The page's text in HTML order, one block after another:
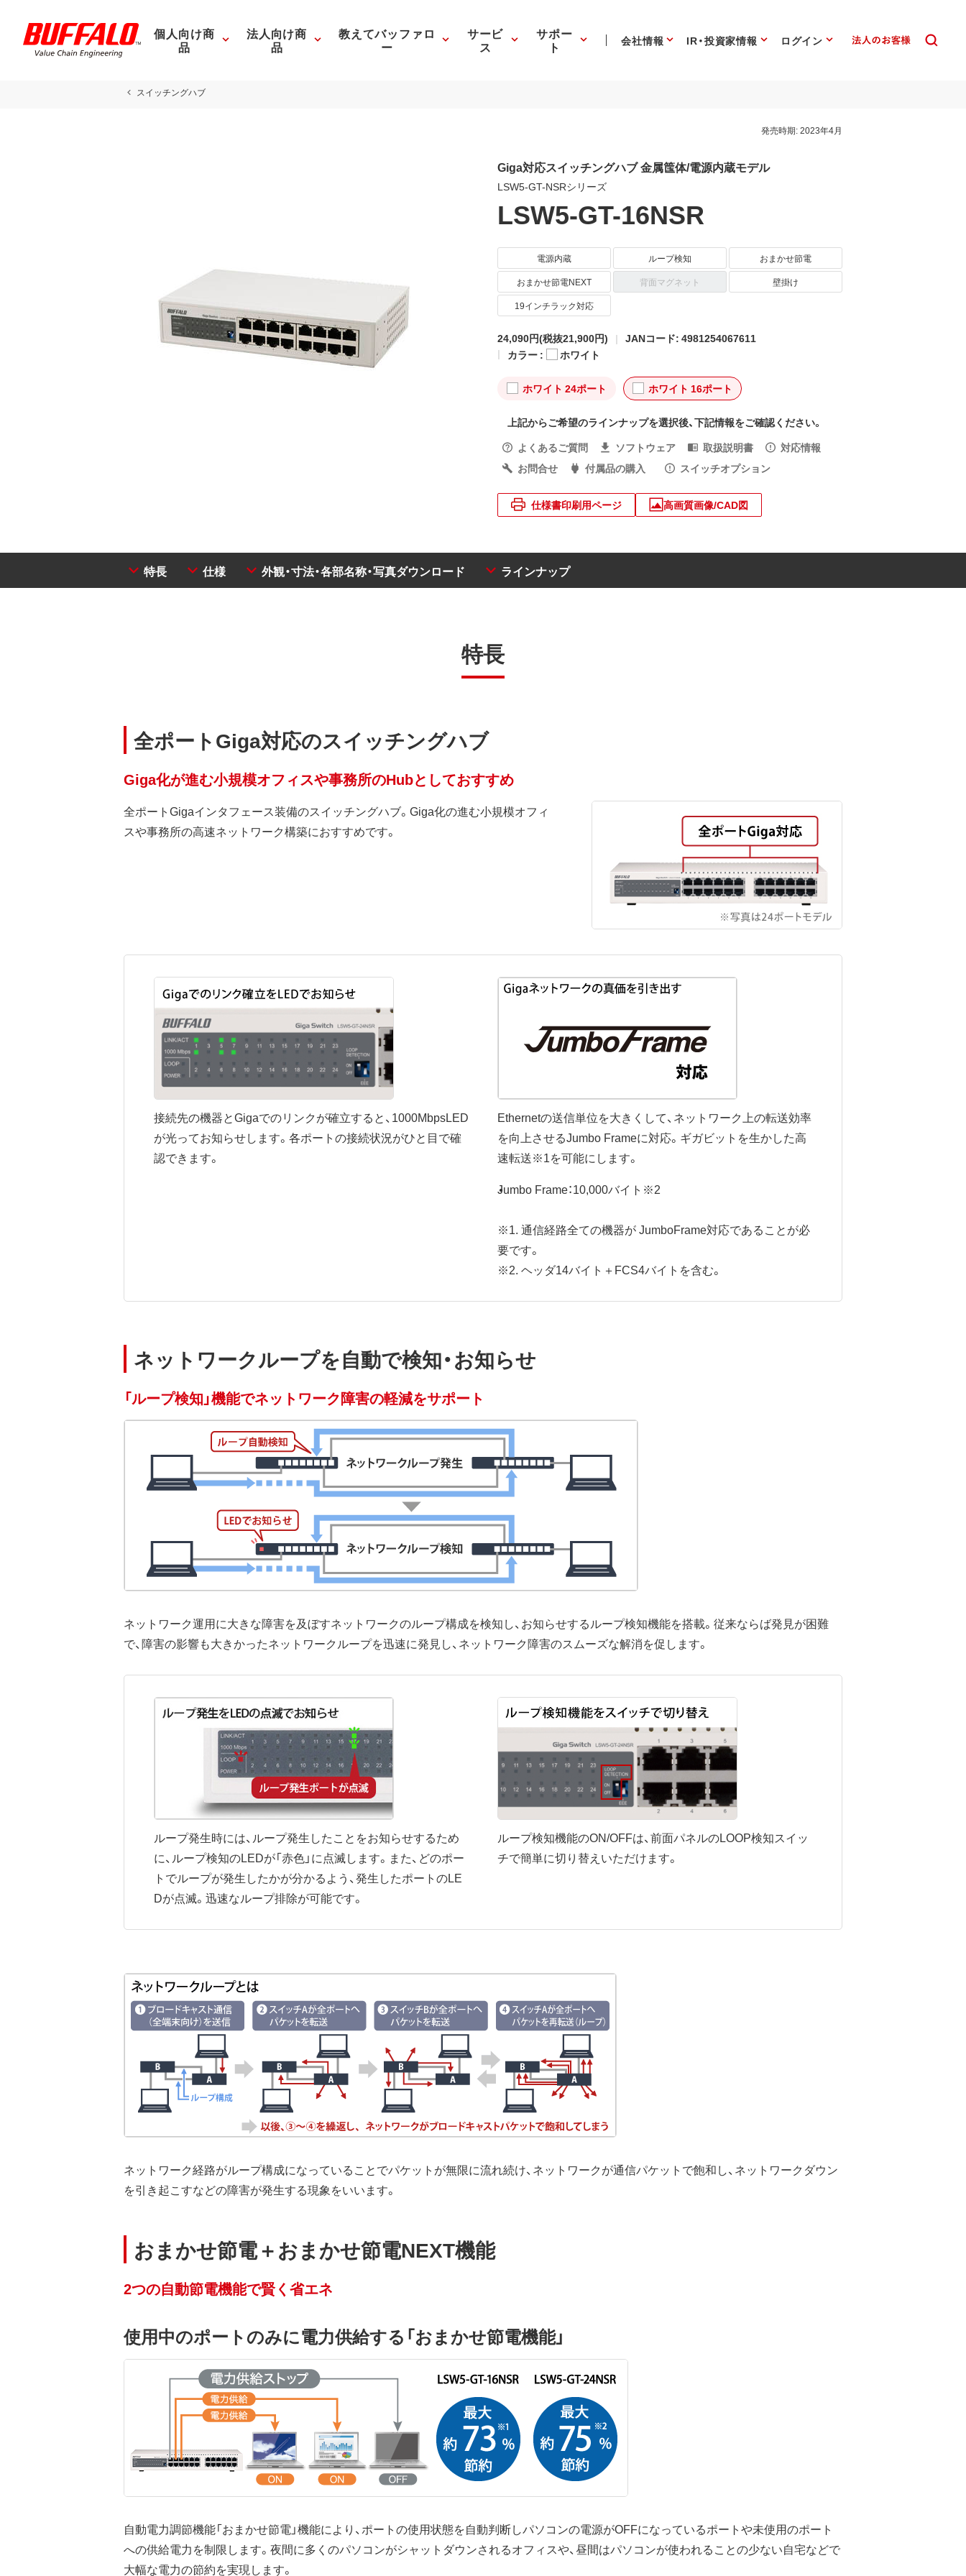
個人向け商
品
法人向け商
品
教えてバッファロ
ー
サービ
ス
サポー
ト 会社情報 IR・投資家情報 ログイン
スイッチングハブ
発売時期:2023年4月
Giga対応スイッチングハブ 金属筺体/電源内蔵モデル
LSW5-GT-NSRシリーズ
LSW5-GT-16NSR
電源内蔵 ループ検知
おまかせ節電
おまかせ節電NEXT
背面マグネット
壁掛け
19インチラック対応
24,090円(税抜21,900円)
JANコード: 4981254067611
カラー :
ホワイト
ホワイト 24ポート ホワイト 16ポート
上記からご希望のラインナップを選択後、下記情報をご確認ください。
よくあるご質問
ソフトウェア 取扱説明書
対応情報
お問合せ
付属品の購入 スイッチオプション
仕様書印刷用ページ 高画質画像/CAD図
特長 仕様 外観・寸法・各部名称・写真ダウンロード ラインナップ
特長
全ポートGiga対応のスイッチングハブ
Giga化が進む小規模オフィスや事務所のHubとしておすすめ
全ポートGigaインタフェース装備のスイッチングハブ。Giga化の進む小規模オフィ
スや事務所の高速ネットワーク構築におすすめです。
接続先の機器とGigaでのリンクが確立すると、1000MbpsLED
が光ってお知らせします。各ポートの接続状況がひと目で確
認できます。
Ethernetの送信単位を大きくして、ネットワーク上の転送効率
を向上させるJumbo Frameに対応。ギガビットを生かした高
速転送※1を可能にします。
Jumbo Frame：10,000バイト※2
※1. 通信経路全ての機器が JumboFrame対応であることが必
要です。
※2. ヘッダ14バイト＋FCS4バイトを含む。
ネットワークループを自動で検知・お知らせ
「ループ検知」機能でネットワーク障害の軽減をサポート
ネットワーク運用に大きな障害を及ぼすネットワークのループ構成を検知し、お知らせするループ検知機能を搭載。従来ならば発見が困難
で、障害の影響も大きかったネットワークループを迅速に発見し、ネットワーク障害のスムーズな解消を促します。
ループ発生時には、ループ発生したことをお知らせするため
に、ループ検知のLEDが「赤色」に点滅します。また、どのポー
トでループが発生したかが分かるよう、発生したポートのLE
Dが点滅。迅速なループ排除が可能です。
ループ検知機能のON/OFFは、前面パネルのLOOP検知スイッ
チで簡単に切り替えいただけます。
ネットワーク経路がループ構成になっていることでパケットが無限に流れ続け、ネットワークが通信パケットで飽和し、ネットワークダウン
を引き起こすなどの障害が発生する現象をいいます。
おまかせ節電＋おまかせ節電NEXT機能
2つの自動節電機能で賢く省エネ
使用中のポートのみに電力供給する「おまかせ節電機能」
自動電力調節機能「おまかせ節電」機能により、ポートの使用状態を自動判断しパソコンの電源がOFFになっているポートや未使用のポート
への供給電力を制限します。夜間に多くのパソコンがシャットダウンされるオフィスや、昼間はパソコンが使われることの少ない自宅などで
大幅な電力の節約を実現します。